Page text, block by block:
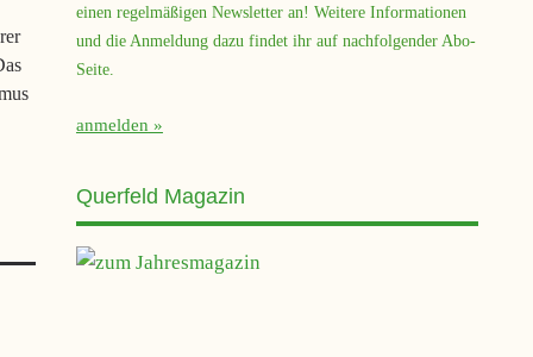
einen regelmäßigen Newsletter an! Weitere Informationen
und die Anmeldung dazu findet ihr auf nachfolgender Abo-
Seite.
anmelden
Querfeld Magazin